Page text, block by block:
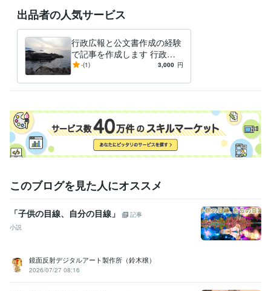
事務・ビジネスサポート / 事務（一般事務）
ライフスタイル・その他 / 公務員
職歴
オフィス・イコアン 2021年6月 ~ 現在
ビジネス・クリエイティブツール
Excel:25年Google スプレッドシート:3年Word:25年
文章の校正:25年
得意分野
ライティング・翻訳 文章作成と校正。通知文や手紙の校正など。
出品者の人気サービス
行政広報と公文書作成の経験
で記事を作成します 行政広
報と公文書作成の経験で記事
-(1) 3,000 円
このブログを見た人にオススメ
「子供の目線、自分の目線」
記事
小説
鏡面反射デジタルアート製作所（鈴木穣）
2026/07/27 08:16